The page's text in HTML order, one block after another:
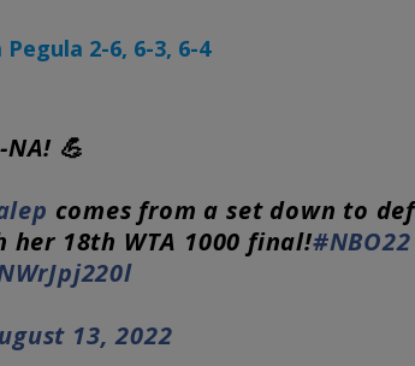
2-6, 6-3, 6-4
NA! 💪
comes from a set down to
her 18th WTA 1000 final!#NBO22
13, 2022